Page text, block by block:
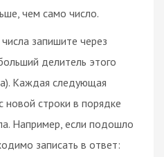
чем само число.
запишите через
делитель этого
Каждая следующая
новой строки в порядке
Например, если подошло
записать в ответ: